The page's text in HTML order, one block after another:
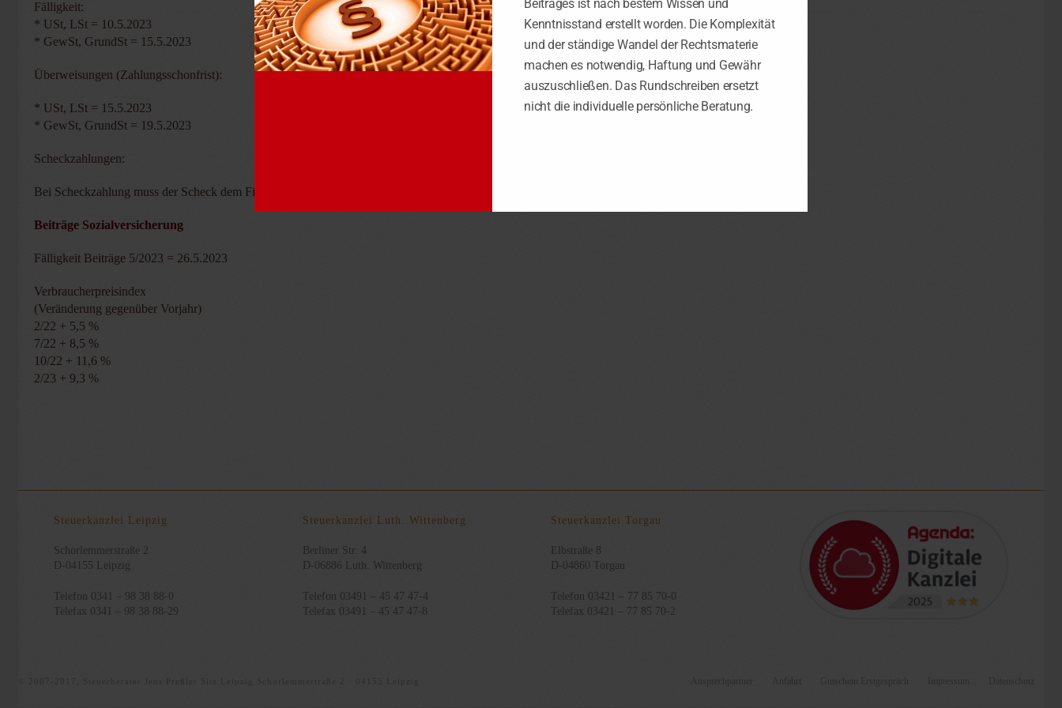
Fälligkeit:
* USt, LSt = 10.5.2023
* GewSt, GrundSt = 15.5.2023
Überweisungen (Zahlungsschonfrist):
* USt, LSt = 15.5.2023
* GewSt, GrundSt = 19.5.2023
Scheckzahlungen:
Bei Scheckzahlung muss der Scheck dem Finanzamt spätestens drei Tage vor dem Fälligkeitstag vorliegen!
Beiträge Sozialversicherung
Fälligkeit Beiträge 5/2023 = 26.5.2023
Verbraucherpreisindex
(Veränderung gegenüber Vorjahr)
2/22 + 5,5 %
7/22 + 8,5 %
10/22 + 11,6 %
2/23 + 9,3 %
Steuerkanzlei Leipzig
Schorlemmerstraße 2
D-04155 Leipzig
Telefon 0341 – 98 38 88-0
Telefax 0341 – 98 38 88-29
Steuerkanzlei Luth. Wittenberg
Berliner Str. 4
D-06886 Luth. Wittenberg
Telefon 03491 – 45 47 47-4
Telefax 03491 – 45 47 47-8
Steuerkanzlei Torgau
Elbstraße 8
D-04860 Torgau
Telefon 03421 – 77 85 70-0
Telefax 03421 – 77 85 70-2
Beitrages ist nach bestem Wissen und
Kenntnisstand erstellt worden. Die Komplexität
und der ständige Wandel der Rechtsmaterie
machen es notwendig, Haftung und Gewähr
auszuschließen. Das Rundschreiben ersetzt
nicht die individuelle persönliche Beratung.